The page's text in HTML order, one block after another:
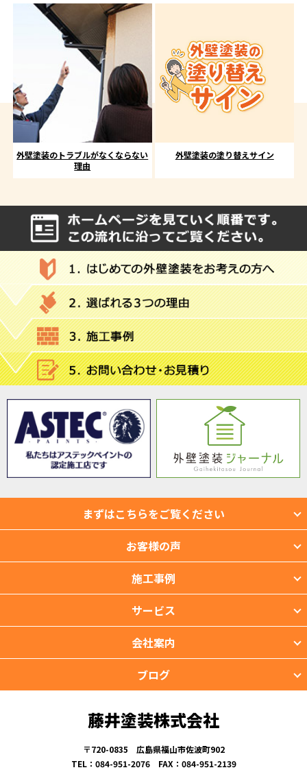
外壁塗装のトラブルがなくならない
理由
外壁塗装の塗り替えサイン
まずはこちらをご覧ください
お客様の声
施工事例
サービス
会社案内
ブログ
藤井塗装株式会社
〒720-0835 広島県福山市佐波町902
TEL：084-951-2076 FAX：084-951-2139